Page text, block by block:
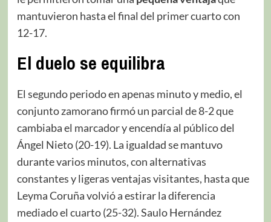
mantuvieron hasta el final del primer cuarto con
12-17.
El duelo se equilibra
El segundo periodo en apenas minuto y medio, el
conjunto zamorano firmó un parcial de 8-2 que
cambiaba el marcador y encendía al público del
Ángel Nieto (20-19). La igualdad se mantuvo
durante varios minutos, con alternativas
constantes y ligeras ventajas visitantes, hasta que
Leyma Coruña volvió a estirar la diferencia
mediado el cuarto (25-32). Saulo Hernández